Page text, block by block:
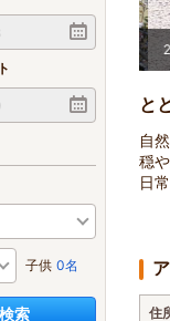
子供 0名
索
/
と
自
穏
日
住